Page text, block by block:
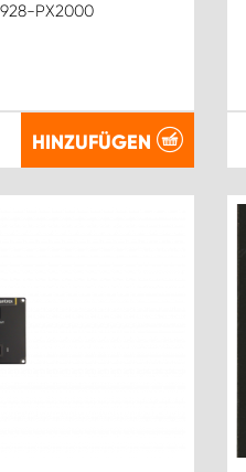
PX2000
HINZUFÜGEN